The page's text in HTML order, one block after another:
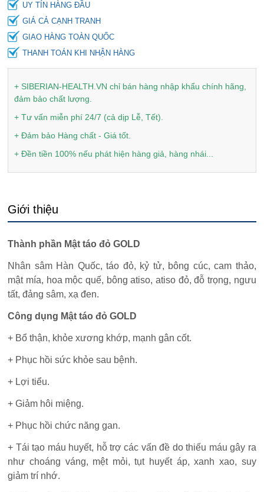
UY TÍN HÀNG ĐẦU
GIÁ CẢ CẠNH TRANH
GIAO HÀNG TOÀN QUỐC
THANH TOÁN KHI NHẬN HÀNG
+ SIBERIAN-HEALTH.VN chỉ bán hàng nhập khẩu chính hãng,
đảm bảo chất lượng.
+ Tư vấn miễn phí 24/7 (cả dịp Lễ, Tết).
+ Đảm bảo Hàng chất - Giá tốt.
+ Đền tiền 100% nếu phát hiện hàng giả, hàng nhái...
Giới thiệu
Thành phần Mật táo đỏ GOLD
Nhân sâm Hàn Quốc, táo đỏ, kỷ tử, bông cúc, cam thảo,
mật mía, hoa mộc quế, bông atiso, atiso đỏ, đỗ trọng, ngưu
tất, đảng sâm, xạ đen.
Công dụng Mật táo đỏ GOLD
+ Bổ thận, khỏe xương khớp, mạnh gân cốt.
+ Phục hồi sức khỏe sau bệnh.
+ Lợi tiểu.
+ Giảm hôi miệng.
+ Phục hồi chức năng gan.
+ Tái tạo máu huyết, hỗ trợ các vấn đề do thiếu máu gây ra
như choáng váng, mệt mỏi, tụt huyết áp, xanh xao, suy
giảm trí nhớ.